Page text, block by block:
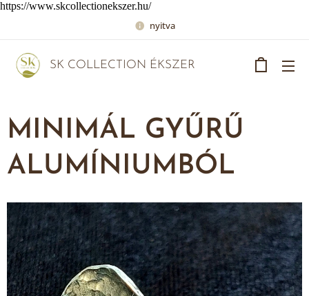
https://www.skcollectionekszer.hu/
nyitva
SK COLLECTION ÉKSZER
MINIMÁL GYŰRŰ
ALUMÍNIUMBÓL